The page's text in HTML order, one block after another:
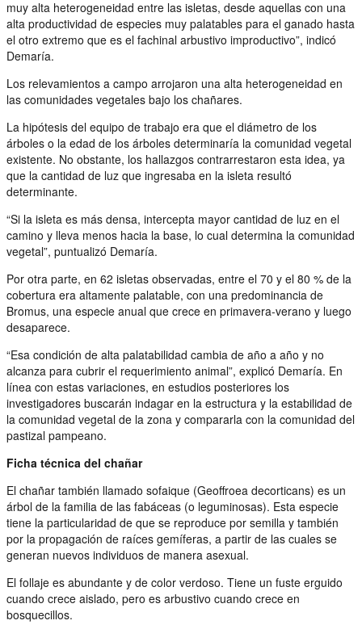
muy alta heterogeneidad entre las isletas, desde aquellas con una
alta productividad de especies muy palatables para el ganado hasta
el otro extremo que es el fachinal arbustivo improductivo”, indicó
Demaría.
Los relevamientos a campo arrojaron una alta heterogeneidad en
las comunidades vegetales bajo los chañares.
La hipótesis del equipo de trabajo era que el diámetro de los
árboles o la edad de los árboles determinaría la comunidad vegetal
existente. No obstante, los hallazgos contrarrestaron esta idea, ya
que la cantidad de luz que ingresaba en la isleta resultó
determinante.
“Si la isleta es más densa, intercepta mayor cantidad de luz en el
camino y lleva menos hacia la base, lo cual determina la comunidad
vegetal”, puntualizó Demaría.
Por otra parte, en 62 isletas observadas, entre el 70 y el 80 % de la
cobertura era altamente palatable, con una predominancia de
Bromus, una especie anual que crece en primavera-verano y luego
desaparece.
“Esa condición de alta palatabilidad cambia de año a año y no
alcanza para cubrir el requerimiento animal”, explicó Demaría. En
línea con estas variaciones, en estudios posteriores los
investigadores buscarán indagar en la estructura y la estabilidad de
la comunidad vegetal de la zona y compararla con la comunidad del
pastizal pampeano.
Ficha técnica del chañar
El chañar también llamado sofaique (Geoffroea decorticans) es un
árbol de la familia de las fabáceas (o leguminosas). Esta especie
tiene la particularidad de que se reproduce por semilla y también
por la propagación de raíces gemíferas, a partir de las cuales se
generan nuevos individuos de manera asexual.
El follaje es abundante y de color verdoso. Tiene un fuste erguido
cuando crece aislado, pero es arbustivo cuando crece en
bosquecillos.